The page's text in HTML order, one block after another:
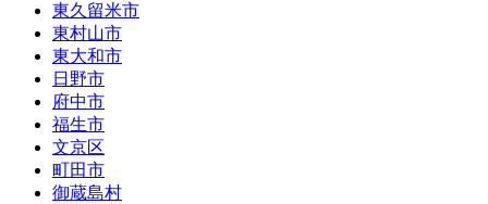
東久留米市
東村山市
東大和市
日野市
府中市
福生市
文京区
町田市
御蔵島村